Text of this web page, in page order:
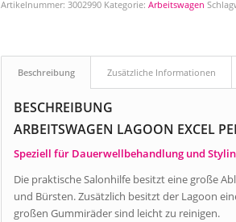
Artikelnummer:3002990 Kategorie:Arbeitswagen
Beschreibung Zusätzliche Informationen
BESCHREIBUNG
ARBEITSWAGEN LAGOON EXCEL
Speziell für Dauerwellbehandlung und
Die praktische Salonhilfe besitzt eine große
und Bürsten. Zusätzlich besitzt der Lagoon
großen Gummiräder sind leicht zu reinigen.